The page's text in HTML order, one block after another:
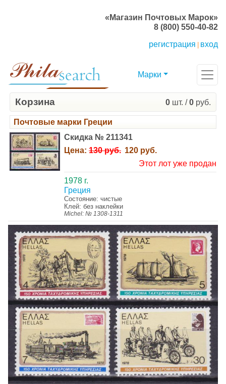
«Магазин Почтовых Марок»
8 (800) 550-40-82
регистрация
вход
Марки
Корзина 0 шт. /0 руб.
Почтовые марки Греции
Скидка № 211341
Цена: 130 руб. 120 руб.
Этот лот уже продан
1978 г.
Греция
Состояние: чистые
Клей: без наклейки
Michel: № 1308-1311